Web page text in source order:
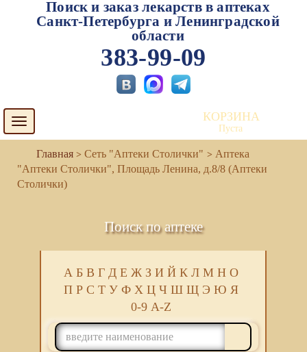
Поиск и заказ лекарств в аптеках
Санкт-Петербурга и Ленинградской
области
383-99-09
Toggle
navigation
КОРЗИНА
Пуста
Сеть "Аптеки Столички"
Аптека
"Аптеки Столички", Площадь Ленина, д.8/8 (Аптеки
Столички)
Поиск по аптеке
А Б В Г Д Е Ж З И Й К Л М Н О
П Р С Т У Ф Х Ц Ч Ш Щ Э Ю Я
0-9 A-Z